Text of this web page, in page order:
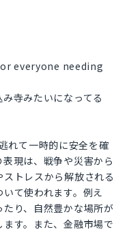
everyone needing
寺みたいになってる
れて一時的に安全を確
現は、戦争や災害から
トレスから解放される
て使われます。例え
り、自然豊かな場所が
す。また、金融市場で